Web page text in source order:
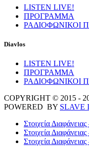
LISTEN LIVE!
ΠΡΟΓΡΑΜΜΑ
ΡΑΔΙΟΦΩΝΙΚΟΙ
Diavlos
LISTEN LIVE!
ΠΡΟΓΡΑΜΜΑ
ΡΑΔΙΟΦΩΝΙΚΟΙ
COPYRIGHT © 2015 -
POWERED BY SLAVE
Στοιχεία
Στοιχεία
Στοιχεία